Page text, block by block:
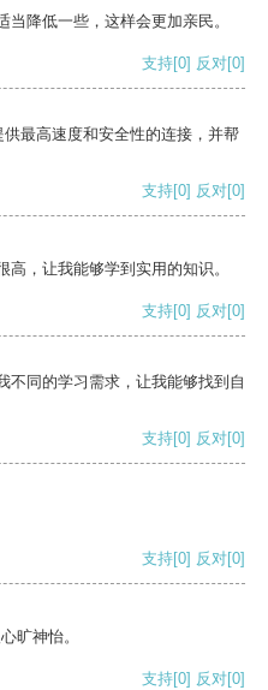
降低一些，这样会更加亲民。
支持[0] 反对[0]
最高速度和安全性的连接，并帮
支持[0] 反对[0]
，让我能够学到实用的知识。
支持[0] 反对[0]
不同的学习需求，让我能够找到自
支持[0] 反对[0]
支持[0] 反对[0]
旷神怡。
支持[0] 反对[0]